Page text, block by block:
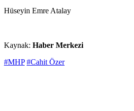
Hüseyin Emre Atalay
Kaynak: Haber Merkezi
#MHP #Cahit Özer